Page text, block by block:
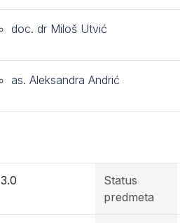
doc. dr Miloš Utvić
as. Aleksandra Andrić
3.0
Status
predmeta